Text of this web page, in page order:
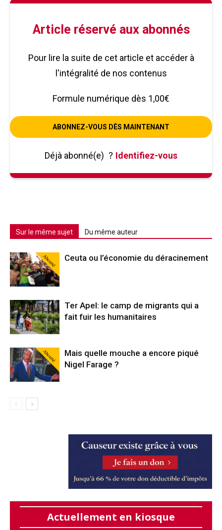
Article réservé aux abonnés
Pour lire la suite de cet article et accéder à
l'intégralité de nos contenus
Formule numérique dès 1,00€
ABONNEZ-VOUS DÈS MAINTENANT
Déjà abonné(e) ? Identifiez-vous
Sur le même sujet Du même auteur
Abonné Ceuta ou l’économie du déracinement
Ter Apel: le camp de migrants qui a
fait fuir les humanitaires
Abonné
Mais quelle mouche a encore piqué
Nigel Farage ?
Actuellement en kiosque